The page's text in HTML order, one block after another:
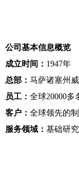
公司基本信息概览
成立时间： 1947年
总部： 马萨诸塞州
员工： 全球20000多
客户： 全球领先的
服务领域： 基础研